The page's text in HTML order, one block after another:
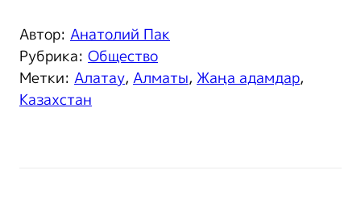
Автор: Анатолий Пак
Рубрика: Общество
Метки: Алатау, Алматы, Жаңа адамдар,
Казахстан